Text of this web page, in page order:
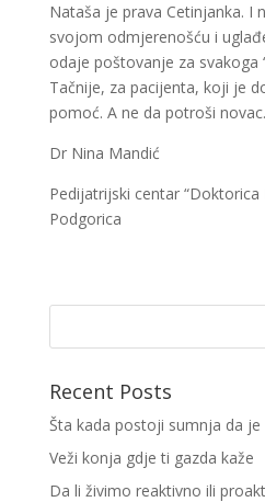
Nataša je prava Cetinjanka. I
svojom odmjerenošću i
odaje poštovanje za svakoga
Tačnije, za pacijenta, koji je
pomoć. A ne da potroši novac.
Dr Nina Mandić
Pedijatrijski centar “Doktorica
Podgorica
Recent Posts
Šta kada postoji sumnja da je
Veži konja gdje ti gazda kaže
Da li živimo reaktivno ili